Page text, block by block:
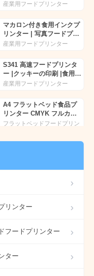
産業用フードプリンター
マカロン付き食用インクプ
リンター | 写真フードプリ
ントテック |フードアート
産業用フードプリンター
S341 高速フードプリンタ
ー |クッキーの印刷 |食用イ
ンクプリンター |
Foodart®
産業用フードプリンター
A4 フラットベッド食品プ
リンター CMYK フルカラ
ー印刷 - Foodart®
フラットベッドフードプリン
ー、食用インクプリンター
マカロンに花の画像を印刷
#イースターエッグをカス
タマイズする?
ンター 食用インク -
キャンディプリンター
リンター
フードプリンター
ター